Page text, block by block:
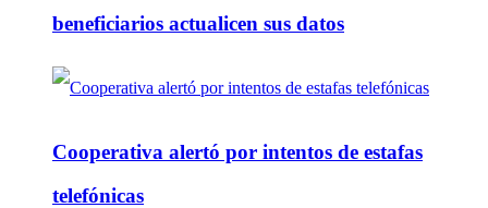
beneficiarios actualicen sus datos
Cooperativa alertó por intentos de estafas
telefónicas